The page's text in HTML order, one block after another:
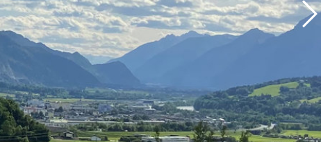
Europainformationen